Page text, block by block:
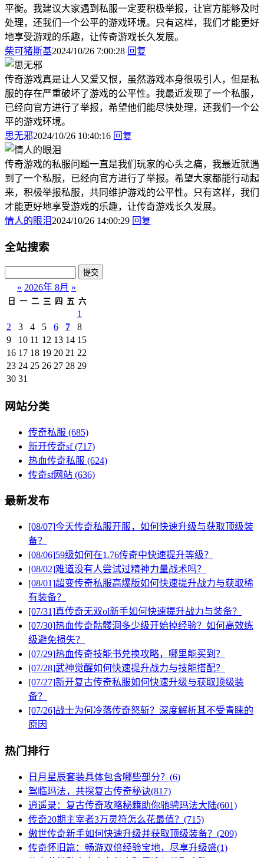
平衡。我建议大家遇到私服一定要积极举报，让官方能够及时
处理，还我们一个公平的游戏环境。只有这样，我们才能更好
地享受游戏的乐趣，让传奇游戏长久发展。
柴可猪斯基2024/10/26 7:00:28 回复
传奇游戏真是让人又爱又恨，虽然游戏本身很吸引人，但是私
服的存在严重破坏了游戏的公平性。我最近发现了一个私服，
已经向官方进行了举报，希望他们能尽快处理，还我们一个公
平的游戏环境。
思无邪2024/10/26 10:40:16 回复
传奇游戏的私服问题一直是我们玩家的心头之痛，我最近就遇
到了一个私服，已经向官方进行了举报。希望大家都能行动起
来，积极举报私服，共同维护游戏的公平性。只有这样，我们
才能更好地享受游戏的乐趣，让传奇游戏长久发展。
情人的眼泪2024/10/26 14:00:29 回复
全站搜索
« 2026年 8月 »
日 一 二 三 四 五 六
1
2
3 4 5 6 7
8
9
10 11 12 13 14 15
16 17 18 19 20 21 22
23 24 25 26 27 28 29
30 31
网站分类
传奇私服 (685)
新开传奇sf(717)
热血传奇私服 (624)
传奇sf网站 (636)
最新发布
[08/07]今天传奇私服开服，如何快速升级与获取顶级装
备？
[08/06]59级如何在1.76传奇中快速提升等级？
[08/02]难道没有人尝试过精神力量战术吗？
[08/01]超变传奇私服高爆版如何快速提升战力与获取稀
有装备？
[07/31]真传奇无双ol新手如何快速提升战力与装备？
[07/30]热血传奇骷髅洞多少级开始掉经验？如何高效练
级避免损失？
[07/29]热血传奇技能书兑换攻略，哪里能买到？
[07/28]武神觉醒如何快速提升战力与技能搭配？
[07/27]新开复古传奇私服如何快速升级与获取顶级装
备？
[07/26]战士为何冷落传奇怒斩？深度解析其不受青睐的
原因
热门排行
日月星辰套装具体包含哪些部分？(6)
驾临玛法，共探复古传奇秘诀(817)
逍遥录：复古传奇攻略秘籍助你驰骋玛法大陆(601)
传奇20期主宰者3万灵符怎么花最值？(715)
傲世传奇新手如何快速升级并获取顶级装备？(209)
传奇怀旧篇：畅游双倍经验宝地，尽享升级盛(1)